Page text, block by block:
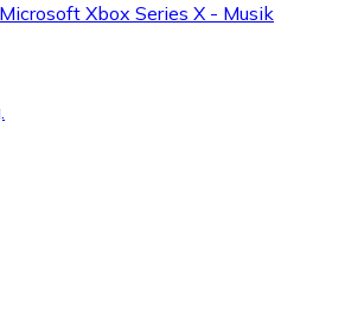
Xbox Series X - Musik